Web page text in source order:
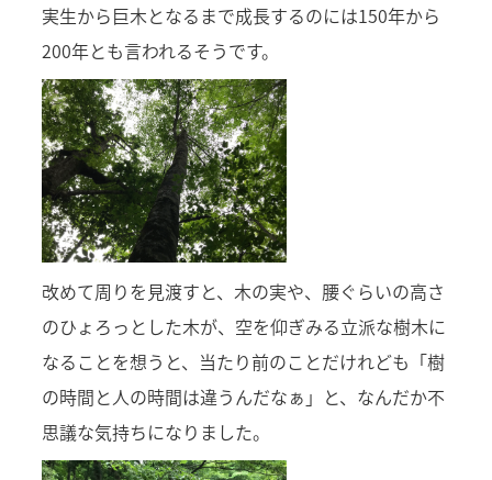
実生から巨木となるまで成長するのには150年から
200年とも言われるそうです。
改めて周りを見渡すと、木の実や、腰ぐらいの高さ
のひょろっとした木が、空を仰ぎみる立派な樹木に
なることを想うと、当たり前のことだけれども「樹
の時間と人の時間は違うんだなぁ」と、なんだか不
思議な気持ちになりました。